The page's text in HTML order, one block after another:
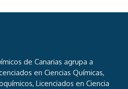
de Canarias agrupa a
en Ciencias Químicas,
Licenciados en Ciencia